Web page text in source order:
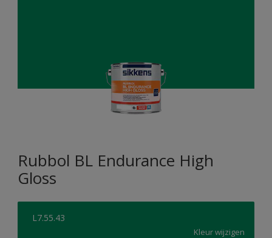
Rubbol BL Endurance High
Gloss
L7.55.43
Kleur wijzigen